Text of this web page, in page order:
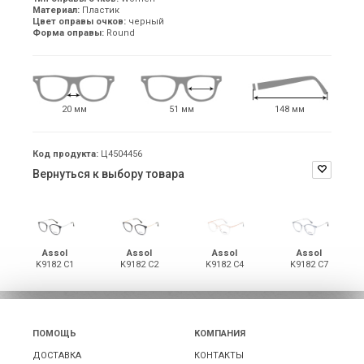
Материал: Пластик
Цвет оправы очков: черный
Форма оправы: Round
20 мм 51 мм 148 мм
Код продукта: Ц4504456
Вернуться к выбору товара
Assol
K9182 С1
Assol
K9182 С2
Assol
K9182 С4
Assol
K9182 С7
ПОМОЩЬ
ДОСТАВКА
КОМПАНИЯ
КОНТАКТЫ